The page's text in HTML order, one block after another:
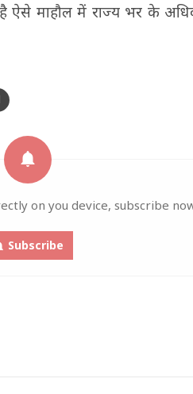
ऐसे माहौल में राज्य भर के
on you device, subscribe
Subscribe